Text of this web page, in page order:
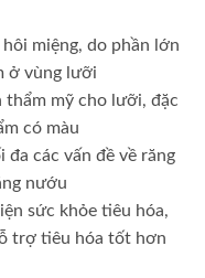
miệng, do phần lớn
ở vùng lưỡi
thẩm mỹ cho lưỡi, đặc
có màu
đa các vấn đề về răng
nướu
sức khỏe tiêu hóa,
trợ tiêu hóa tốt hơn